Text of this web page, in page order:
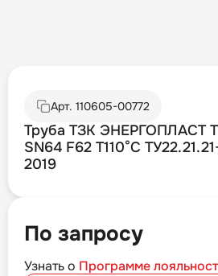
Арт. 110605-00772
Труба ТЗК ЭНЕРГОПЛАСТ
SN64 F62 T110°C
2019
По запросу
Узнать о Программе